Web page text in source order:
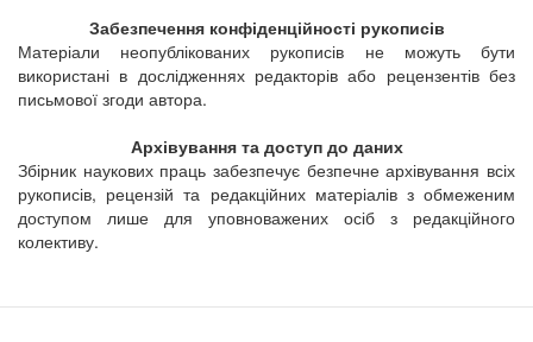
Забезпечення конфіденційності рукописів
Матеріали неопублікованих рукописів не можуть бути
використані в дослідженнях редакторів або рецензентів без
письмової згоди автора.
Архівування та доступ до даних
Збірник наукових праць забезпечує безпечне архівування всіх
рукописів, рецензій та редакційних матеріалів з обмеженим
доступом лише для уповноважених осіб з редакційного
колективу.